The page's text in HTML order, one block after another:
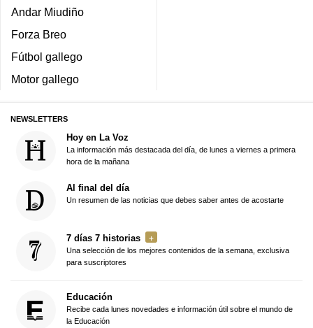
Andar Miudiño
Forza Breo
Fútbol gallego
Motor gallego
NEWSLETTERS
Hoy en La Voz
La información más destacada del día, de lunes a viernes a primera
hora de la mañana
Al final del día
Un resumen de las noticias que debes saber antes de acostarte
7 días 7 historias
Una selección de los mejores contenidos de la semana, exclusiva
para suscriptores
Educación
Recibe cada lunes novedades e información útil sobre el mundo de
la Educación